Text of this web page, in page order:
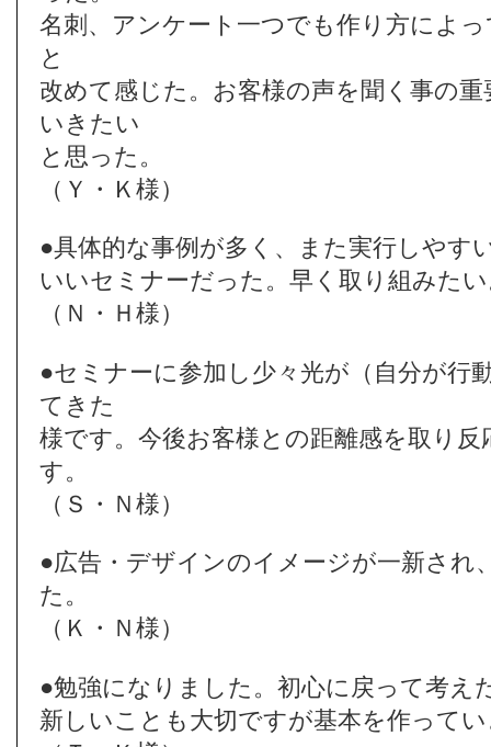
名刺、アンケート一つでも作り方によ
と
改めて感じた。お客様の声を聞く事の
いきたい
と思った。
（Ｙ・Ｋ様）
●具体的な事例が多く、また実行しやす
いいセミナーだった。早く取り組みた
（Ｎ・Ｈ様）
●セミナーに参加し少々光が（自分が行
てきた
様です。今後お客様との距離感を取り
す。
（Ｓ・Ｎ様）
●広告・デザインのイメージが一新され
た。
（Ｋ・Ｎ様）
●勉強になりました。初心に戻って考え
新しいことも大切ですが基本を作って